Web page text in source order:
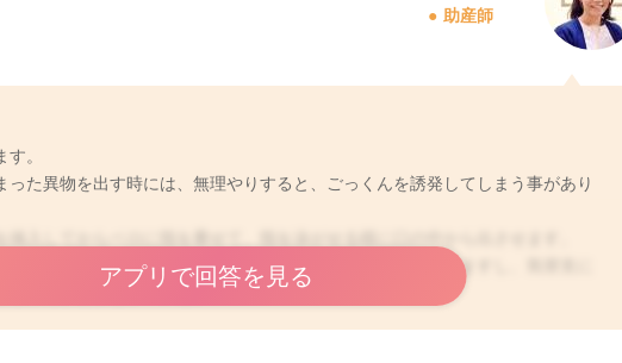
助産師
。
った異物を出す時には、無理やりすると、ごっくんを誘発してしまう事があり
チとなりますが、気道異物になると、窒息のリスクにもなりますし、気管支に
る手術が必要なケースも。
アプリで回答を見る